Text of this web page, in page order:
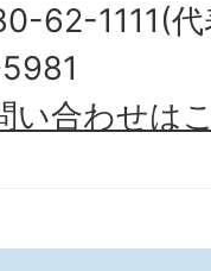
62-1111(
い合わせは